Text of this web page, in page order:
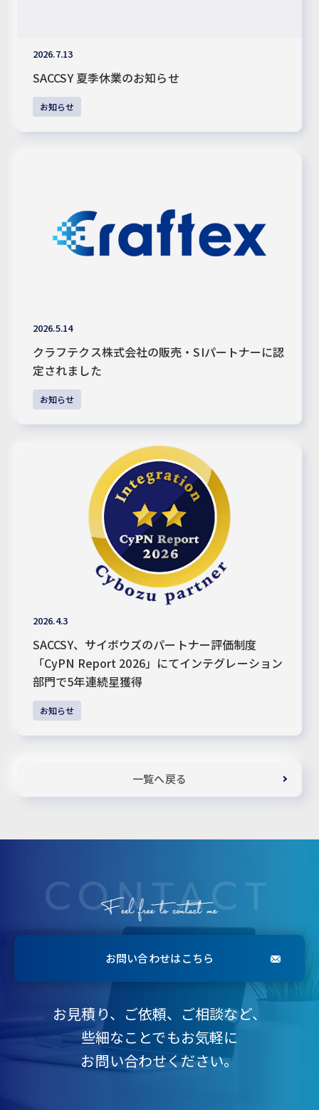
2026.7.13
SACCSY 夏季休業のお知らせ
お知らせ
2026.5.14
クラフテクス株式会社の販売・SIパートナーに認
定されました
お知らせ
2026.4.3
SACCSY、サイボウズのパートナー評価制度
「CyPN Report 2026」にてインテグレーション
部門で5年連続星獲得
お知らせ
一覧へ戻る
CONTACT
お問い合わせはこちら
お見積り、ご依頼、ご相談など、
些細なことでもお気軽に
お問い合わせください。